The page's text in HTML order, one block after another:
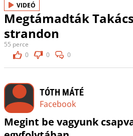
VIDEÓ
Megtámadták
strandon
55 perce
0
0 0
TÓTH MÁTÉ
Facebook
Megint be vagyunk